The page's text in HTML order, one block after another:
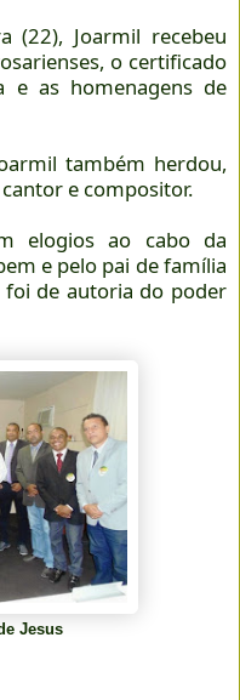
(22), Joarmil recebeu
o certificado
e as homenagens de
também herdou,
e compositor.
elogios ao cabo da
e pelo pai de família
foi de autoria do poder
Jesus